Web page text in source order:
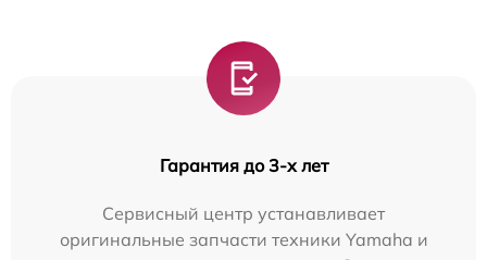
Гарантия до 3-х лет
Сервисный центр устанавливает
оригинальные запчасти техники Yamaha и